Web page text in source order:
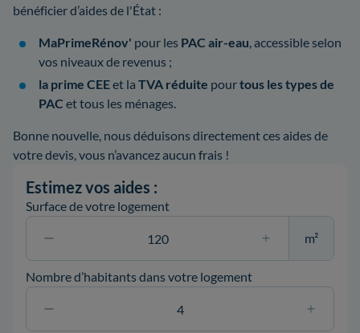
bénéficier d’aides de l'État :
MaPrimeRénov' pour les PAC air-eau, accessible selon
vos niveaux de revenus ;
la prime CEEet la TVA réduite pourtous les types de
PAC et tous les ménages.
Bonne nouvelle, nous déduisons directement ces aides de
votre devis, vous n’avancez aucun frais !
Estimez vos aides :
Surface de votre logement
m²
Nombre d’habitants dans votre logement